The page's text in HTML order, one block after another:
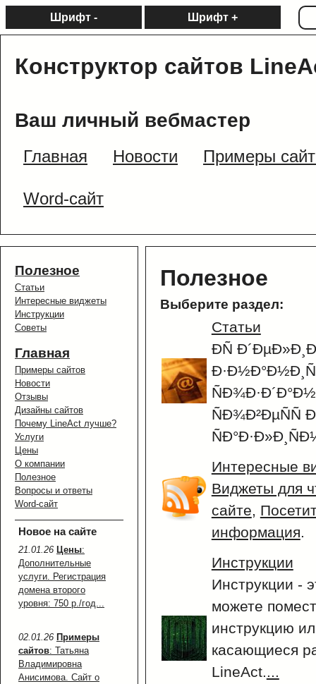
Шрифт - Шрифт +
Конструктор сайтов
Ваш личный вебмастер
Главная Новости Примеры
Word-сайт
Полезное
Статьи
Интересные виджеты
Инструкции
Советы
Главная
Примеры сайтов
Новости
Отзывы
Дизайны сайтов
Почему LineAct лучше?
Услуги
Цены
О компании
Полезное
Вопросы и ответы
Word-сайт
Новое на сайте
21.01.26 Цены:
Дополнительные
услуги. Регистрация
домена второго
уровня: 750 р./год...
02.01.26 Примеры
сайтов: Татьяна
Владимировна
Анисимова. Сайт о
Полезное
Выберите раздел:
Статьи
ÐÑ
ÑÐ¾Ð²ÐµÑÑ
Интересные
Виджеты для
сайте,
информация.
Инструкции
Инструкции -
можете
инструкцию
касающиеся
LineAct....